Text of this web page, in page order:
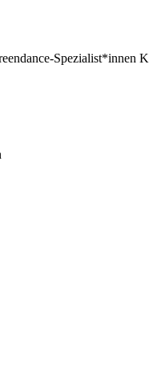
Spezialist*innen